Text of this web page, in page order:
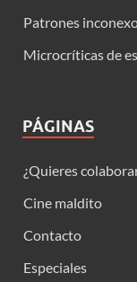
Patrones
Microcríticas de
PÁGINAS
¿Quieres
Cine maldito
Contacto
Especiales